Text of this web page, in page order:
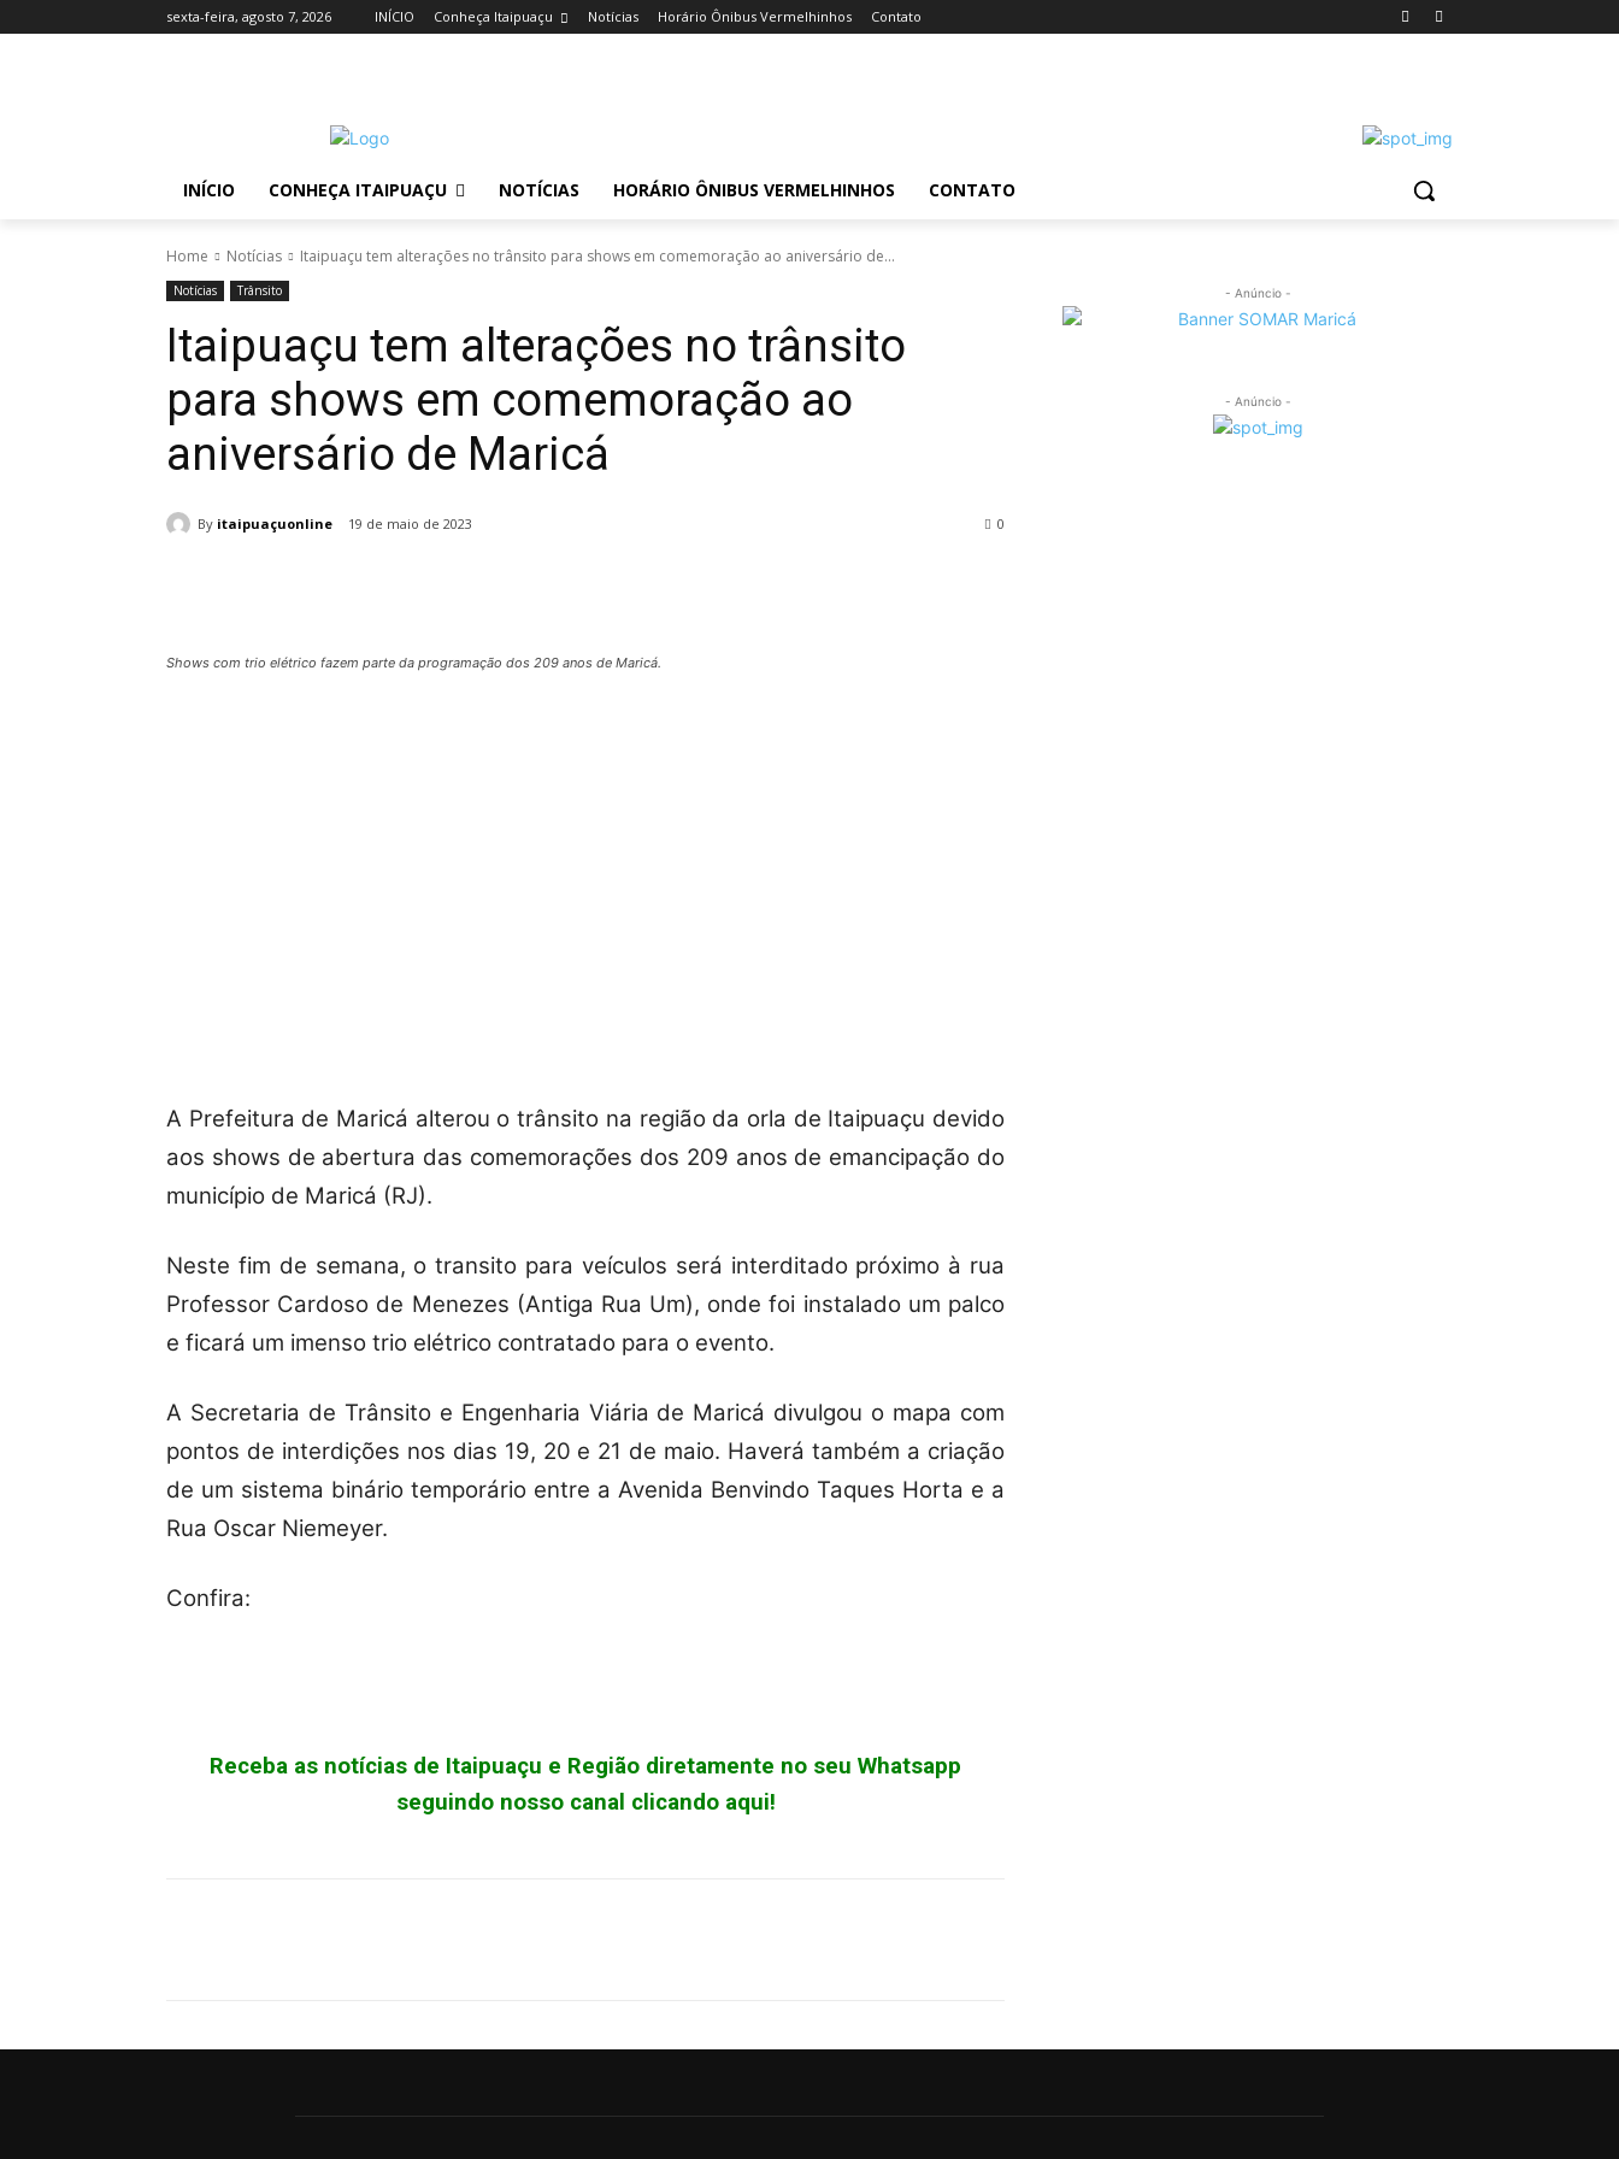
sexta-feira, agosto 7, 2026 INÍCIO Conheça Itaipuaçu Notícias Horário Ônibus Vermelhinhos Contato
INÍCIO CONHEÇA ITAIPUAÇU NOTÍCIAS HORÁRIO ÔNIBUS VERMELHINHOS CONTATO
Home Notícias Itaipuaçu tem alterações no trânsito para shows em comemoração ao aniversário de...
Notícias Trânsito
Itaipuaçu tem alterações no trânsito
para shows em comemoração ao
aniversário de Maricá
By itaipuaçuonline 19 de maio de 2023 0
Shows com trio elétrico fazem parte da programação dos 209 anos de Maricá.
A Prefeitura de Maricá alterou o trânsito na região da orla de Itaipuaçu devido
aos shows de abertura das comemorações dos 209 anos de emancipação do
município de Maricá (RJ).
Neste fim de semana, o transito para veículos será interditado próximo à rua
Professor Cardoso de Menezes (Antiga Rua Um), onde foi instalado um palco
e ficará um imenso trio elétrico contratado para o evento.
A Secretaria de Trânsito e Engenharia Viária de Maricá divulgou o mapa com
pontos de interdições nos dias 19, 20 e 21 de maio. Haverá também a criação
de um sistema binário temporário entre a Avenida Benvindo Taques Horta e a
Rua Oscar Niemeyer.
Confira:
Receba as notícias de Itaipuaçu e Região diretamente no seu Whatsapp
seguindo nosso canal clicando aqui!
- Anúncio -
- Anúncio -